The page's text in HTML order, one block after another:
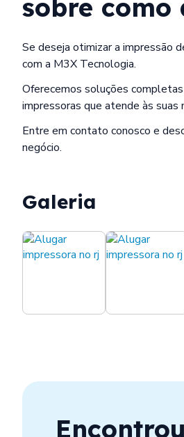
sobre como
Se deseja otimizar a impressão
com a M3X Tecnologia.
Oferecemos soluções
impressoras que atende às suas
Entre em contato conosco e
negócio.
Galeria